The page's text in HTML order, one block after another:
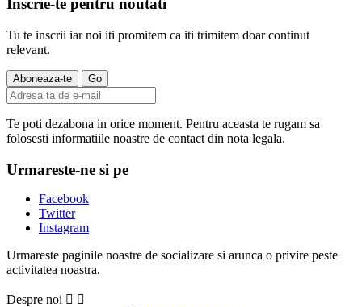
Inscrie-te pentru noutati
Tu te inscrii iar noi iti promitem ca iti trimitem doar continut
relevant.
Te poti dezabona in orice moment. Pentru aceasta te rugam sa
folosesti informatiile noastre de contact din nota legala.
Urmareste-ne si pe
Facebook
Twitter
Instagram
Urmareste paginile noastre de socializare si arunca o privire peste
activitatea noastra.
Despre noi  